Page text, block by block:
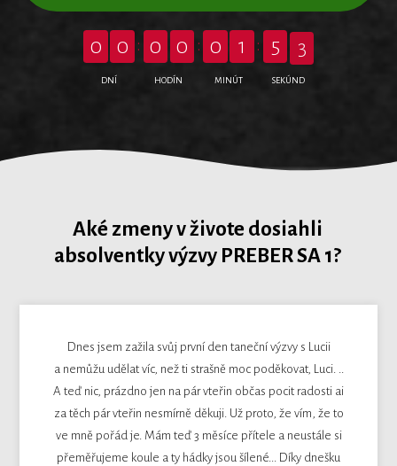
0 0
DNÍ
0 0
HODÍN
0 1
MINÚT
5
2
SEKÚND
Aké zmeny v živote dosiahli
absolventky výzvy PREBER SA 1?
Dnes jsem zažila svůj první den taneční výzvy s Lucii
a nemůžu udělat víc, než ti strašně moc poděkovat, Luci. ..
A teď nic, prázdno jen na pár vteřin občas pocit radosti ai
za těch pár vteřin nesmírně děkuji. Už proto, že vím, že to
ve mně pořád je. Mám teď 3 měsíce přítele a neustále si
přeměřujeme koule a ty hádky jsou šílené... Díky dnešku